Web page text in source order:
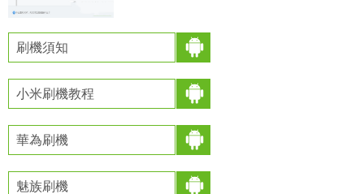
夠來看看！
刷機須知
小米刷機教程
華為刷機
魅族刷機